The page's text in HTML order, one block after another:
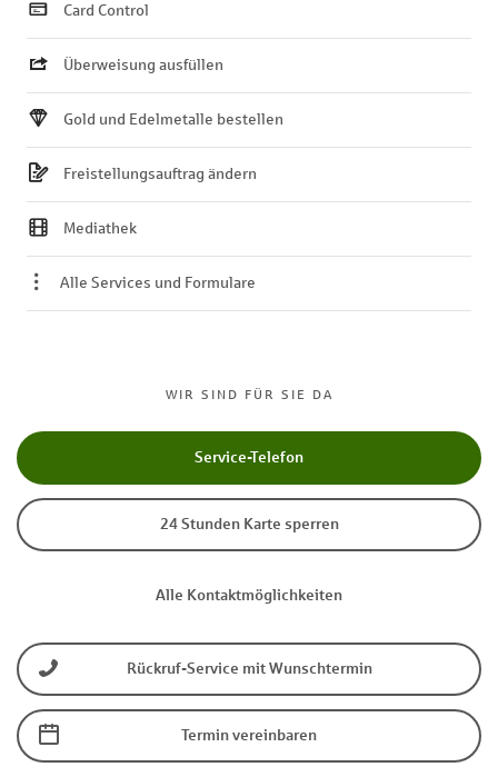
WIR SIND FÜR SIE DA
Service-Telefon
24 Stunden Karte sperren
Alle Kontaktmöglichkeiten
Rückruf-Service mit Wunschtermin
Termin vereinbaren
Card Control
Überweisung ausfüllen
Gold und Edelmetalle bestellen
Freistellungsauftrag ändern
Mediathek
Alle Services und Formulare